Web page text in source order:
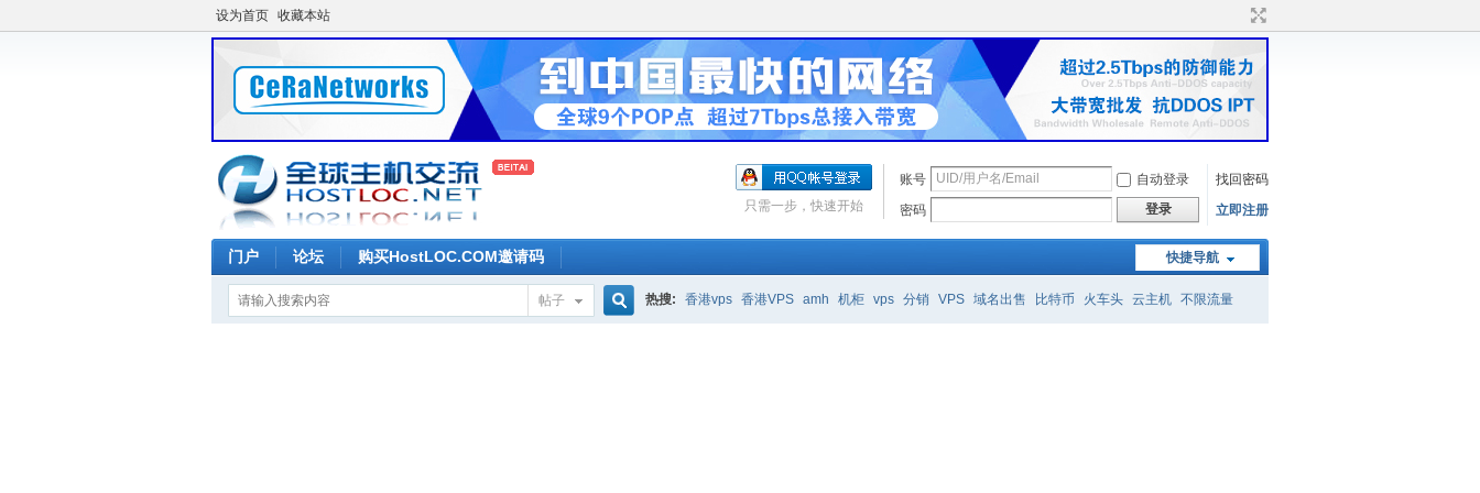
设为首页 收藏本站
账号 自动登录
找回密码
密码
登录 立即注册
只需一步，快速开始
快捷导航
门户 论坛 购买HostLOC.COM邀请码
帖子 热搜: 香港vps 香港VPS amh 机柜 vps 分销 VPS 域名出售 比特币 火车头 云主机 不限流量